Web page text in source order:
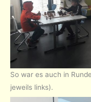
So war es auch in
jeweils links).